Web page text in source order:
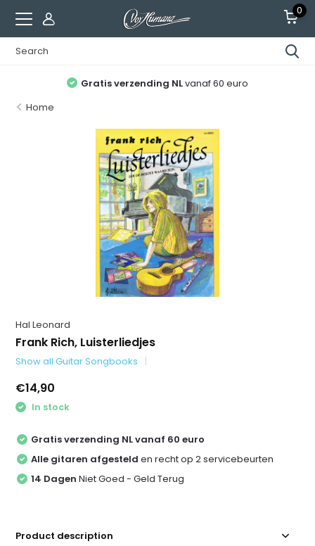
0
Gratis verzending NLvanaf 60 euro
Home
Hal Leonard
Frank Rich, Luisterliedjes
Show all Guitar Songbooks
€14,90
In stock
Gratis verzending NL vanaf 60 euro
Alle gitaren afgesteld en recht op 2 servicebeurten
14 Dagen Niet Goed - Geld Terug
Product description